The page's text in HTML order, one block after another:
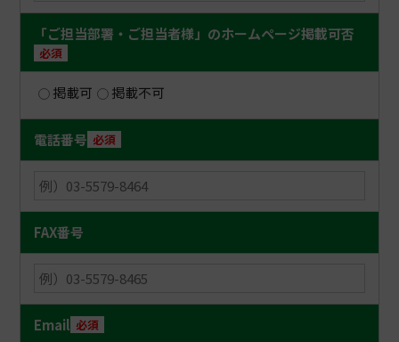
「ご担当部署・ご担当者様」のホームページ掲載可否
必須
掲載可 掲載不可
電話番号 必須
FAX番号
Email 必須
その他の従業員若しくは構成員を含む。）は、東
京都暴力団排除条例第２条第２号に規定する暴力
団、同条第３号に規定する暴力団員又は同条第４
号に規定する暴力団関係者（以下「暴力団員等」
という。）に該当せず、かつ将来にわたっても該
当しないことを確約します。
団又は暴力団員等であるか否かの確認のため、警
視庁へ照会がなされることに同意します。
申請団体として、不正行為等があったと認定され
た場合は、公益財団法人東京観光財団からの返還
の求めに応じる等、責任を負うことに同意しま
本項における「暴力団関係者」とは、以下の者を